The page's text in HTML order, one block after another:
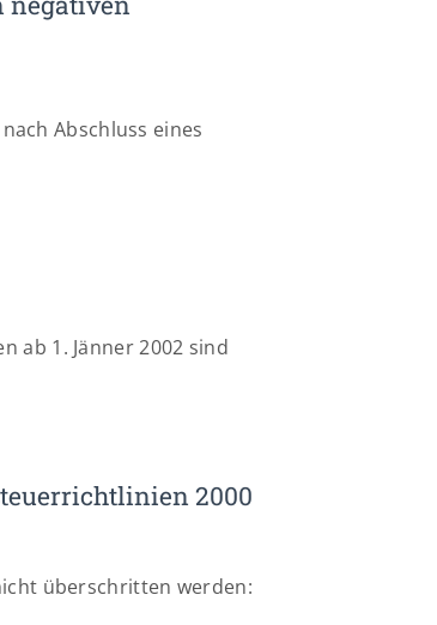
Abschluss eines
ab 1. Jänner 2002 sind
2000
überschritten werden: